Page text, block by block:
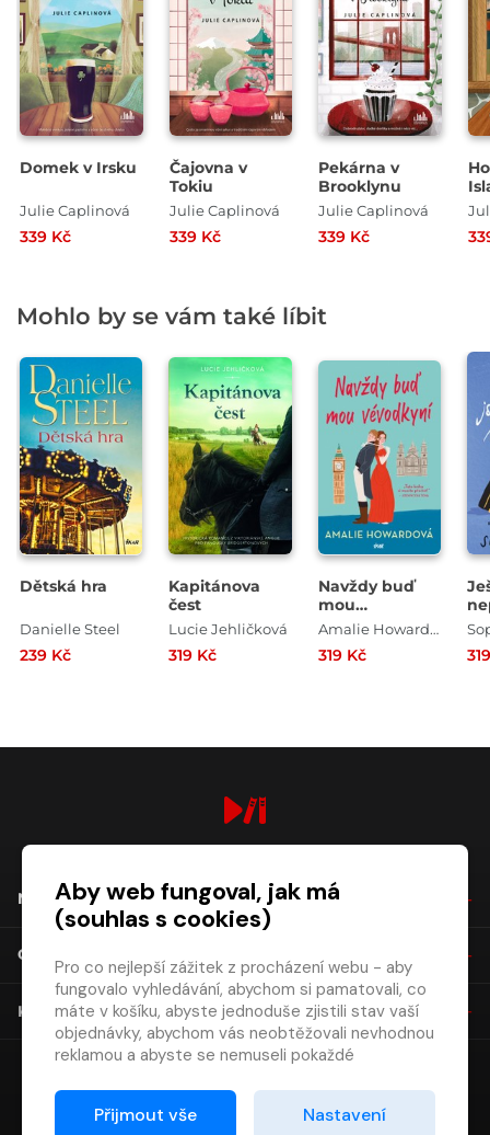
Domek v Irsku
Julie Caplinová
339 Kč
Čajovna v
Tokiu
Julie Caplinová
339 Kč
Pekárna v
Brooklynu
Julie Caplinová
339 Kč
Mohlo by se vám také líbit
Dětská hra
Danielle Steel
239 Kč
Kapitánova
čest
Lucie Jehličková
319 Kč
Navždy buď
mou
vévodkyní
Amalie Howardová
319 Kč
NÁKUP
O SPOLEČNOSTI
KONTAKT
Aby web fungoval, jak má
(souhlas s cookies)
Pro co nejlepší zážitek z procházení webu - aby
fungovalo vyhledávání, abychom si pamatovali, co
máte v košíku, abyste jednoduše zjistili stav vaší
objednávky, abychom vás neobtěžovali nevhodnou
reklamou a abyste se nemuseli pokaždé
Proto od vás potřebujeme souhlas se
Přijmout vše Nastavení